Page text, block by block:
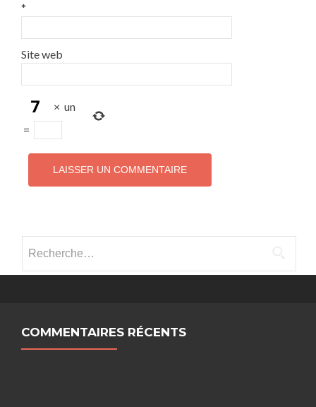
*
Site web
× un
=
COMMENTAIRES RÉCENTS